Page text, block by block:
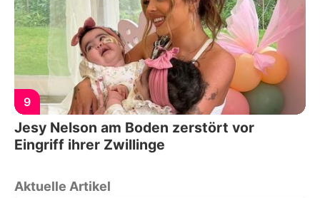
9
Jesy Nelson am Boden zerstört vor
Eingriff ihrer Zwillinge
Aktuelle Artikel